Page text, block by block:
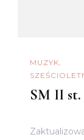
MUZYK
SM II st.